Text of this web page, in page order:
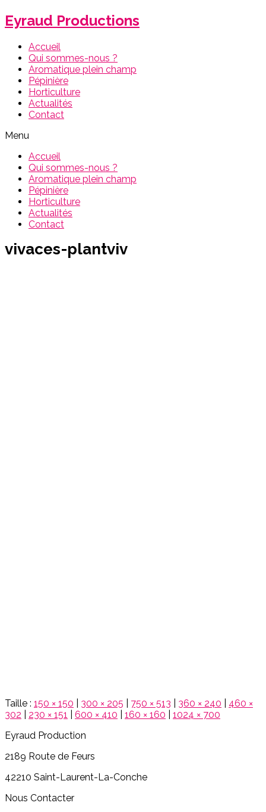
Eyraud Productions
Accueil
Qui sommes-nous ?
Aromatique plein champ
Pépinière
Horticulture
Actualités
Contact
Menu
Accueil
Qui sommes-nous ?
Aromatique plein champ
Pépinière
Horticulture
Actualités
Contact
vivaces-plantviv
Taille : 150 × 150 300 × 205 750 × 513 360 × 240
460 ×
302
230 × 151 600 × 410 160 × 160
1024 × 700
Eyraud Production
2189 Route de Feurs
42210 Saint-Laurent-La-Conche
Nous Contacter